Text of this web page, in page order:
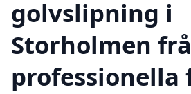
golvslipning i
Storholmen
professionella